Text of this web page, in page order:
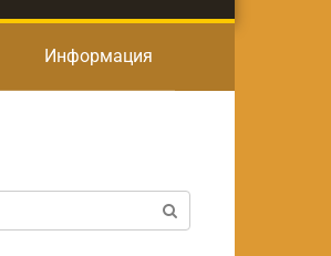
Информация